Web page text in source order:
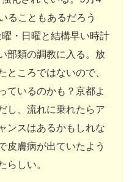
ることもあるだろう
・日曜と結構早い時計
部類の調教に入る。放
ころではないので、
ているのかも？京都よ
し、流れに乗れたらア
ンスはあるかもしれな
皮膚病が出ていたよう
らしい。